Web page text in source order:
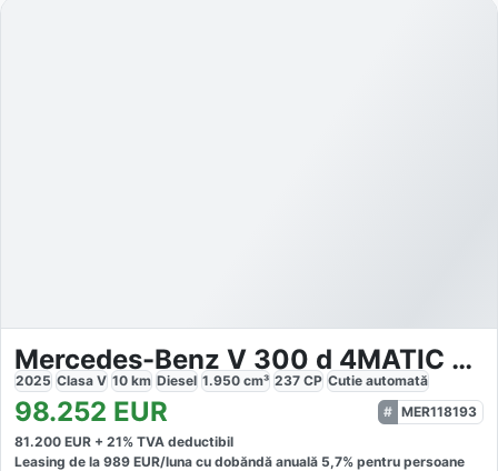
Mercedes-Benz V 300 d 4MATIC AMG
2025 Clasa V 10 km Diesel 1.950 cm³ 237 CP Cutie automată
98.252 EUR
MER118193
81.200 EUR + 21% TVA deductibil
Leasing de la 989 EUR/luna cu dobăndă anuală 5,7% pentru persoane